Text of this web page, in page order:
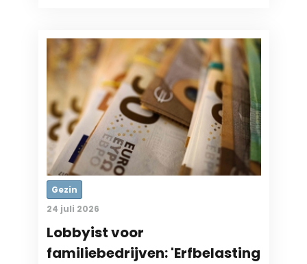
Gezin
24 juli 2026
Lobbyist voor
familiebedrijven: 'Erfbelasting